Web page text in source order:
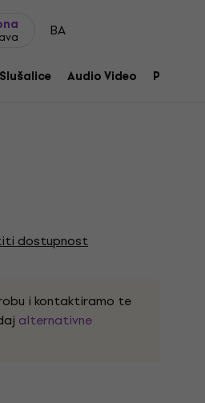
BA
Slušalice Audio Video Pribor
Gitrarski
dostupnost
i kontaktiramo te
alternativne